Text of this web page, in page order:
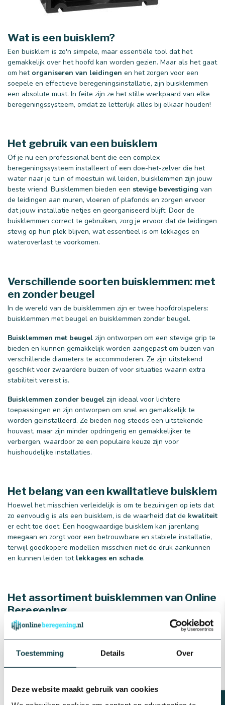
Toestemming Details Over
Deze website maakt gebruik van cookies
Wat is een buisklem?
Een buisklem is zo'n simpele, maar essentiële tool dat het
gemakkelijk over het hoofd kan worden gezien. Maar als het gaat
om het organiseren van leidingen en het zorgen voor een
soepele en effectieve beregeningsinstallatie, zijn buisklemmen
een absolute must. In feite zijn ze het stille werkpaard van elke
beregeningssysteem, omdat ze letterlijk alles bij elkaar houden!
Het gebruik van een buisklem
Of je nu een professional bent die een complex
beregeningssysteem installeert of een doe-het-zelver die het
water naar je tuin of moestuin wil leiden, buisklemmen zijn jouw
beste vriend. Buisklemmen bieden een stevige bevestiging van
de leidingen aan muren, vloeren of plafonds en zorgen ervoor
dat jouw installatie netjes en georganiseerd blijft. Door de
buisklemmen correct te gebruiken, zorg je ervoor dat de leidingen
stevig op hun plek blijven, wat essentieel is om lekkages en
wateroverlast te voorkomen.
Verschillende soorten buisklemmen: met
en zonder beugel
In de wereld van de buisklemmen zijn er twee hoofdrolspelers:
buisklemmen met beugel en buisklemmen zonder beugel.
Buisklemmen met beugel zijn ontworpen om een stevige grip te
bieden en kunnen gemakkelijk worden aangepast om buizen van
verschillende diameters te accommoderen. Ze zijn uitstekend
geschikt voor zwaardere buizen of voor situaties waarin extra
stabiliteit vereist is.
Buisklemmen zonder beugel zijn ideaal voor lichtere
toepassingen en zijn ontworpen om snel en gemakkelijk te
worden geïnstalleerd. Ze bieden nog steeds een uitstekende
houvast, maar zijn minder opdringerig en gemakkelijker te
verbergen, waardoor ze een populaire keuze zijn voor
huishoudelijke installaties.
Het belang van een kwalitatieve buisklem
Hoewel het misschien verleidelijk is om te bezuinigen op iets dat
zo eenvoudig is als een buisklem, is de waarheid dat de kwaliteit
er echt toe doet. Een hoogwaardige buisklem kan jarenlang
meegaan en zorgt voor een betrouwbare en stabiele installatie,
terwijl goedkopere modellen misschien niet de druk aankunnen
en kunnen leiden tot lekkages en schade.
Het assortiment buisklemmen van Online
Beregening
Bij Online Beregening hebben we een ruim assortiment aan
buisklemmen om aan je behoeften te voldoen. Of je nu op zoek
project, of eenvoudige buisklemmen zonder beugel voor een
kleiner doe-het-zelf-project, wij hebben je gedekt. Al onze
zowel duurzaamheid als prestaties te bieden. Bekijk ons aanbod:
25 mm 32 mm